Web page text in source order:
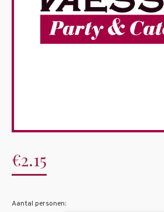
€2.15
Aantal personen: